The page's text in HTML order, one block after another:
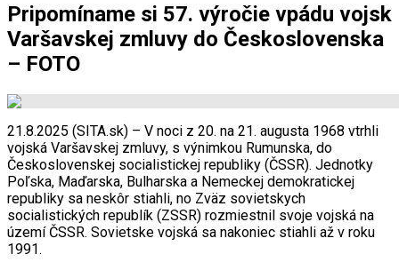
Pripomíname si 57. výročie vpádu vojsk
Varšavskej zmluvy do Československa
– FOTO
21.8.2025 (SITA.sk) – V noci z 20. na 21. augusta 1968 vtrhli
vojská Varšavskej zmluvy, s výnimkou Rumunska, do
Československej socialistickej republiky (ČSSR). Jednotky
Poľska, Maďarska, Bulharska a Nemeckej demokratickej
republiky sa neskôr stiahli, no Zväz sovietskych
socialistických republík (ZSSR) rozmiestnil svoje vojská na
území ČSSR. Sovietske vojská sa nakoniec stiahli až v roku
1991.